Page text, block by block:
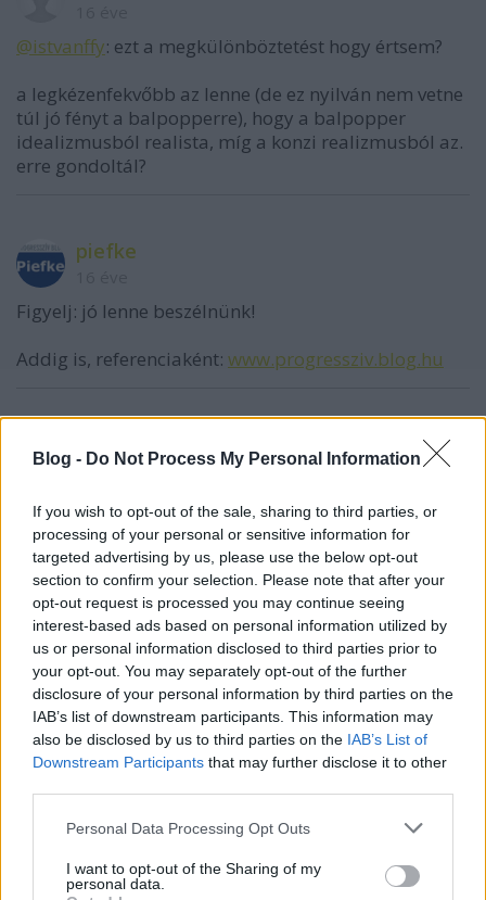
Blog - Do Not Process My Personal Information
If you wish to opt-out of the sale, sharing to third parties, or
processing of your personal or sensitive information for
targeted advertising by us, please use the below opt-out
section to confirm your selection. Please note that after your
opt-out request is processed you may continue seeing
interest-based ads based on personal information utilized by
us or personal information disclosed to third parties prior to
your opt-out. You may separately opt-out of the further
disclosure of your personal information by third parties on the
IAB’s list of downstream participants. This information may
also be disclosed by us to third parties on the IAB’s List of
Downstream Participants that may further disclose it to other
Please note that this website/app uses one or more Google
not limited to your visit or usage behaviour. You may click to
grant or deny consent to Google and its third-party tags to
Personal Data Processing Opt Outs
I want to opt-out of the Sharing of my
personal data.
@istvanffy: ezt a megkülönböztetést hogy értsem?
a legkézenfekvőbb az lenne (de ez nyilván nem vetne
túl jó fényt a balpopperre), hogy a balpopper
idealizmusból realista, míg a konzi realizmusból az.
erre gondoltál?
piefke
Figyelj: jó lenne beszélnünk!
Addig is, referenciaként: www.progressziv.blog.hu
16 éve
Rendben. És mi az oka annak, hogy ez a vélemény
hátul marad, a terem sarkában és oldalán?
16 éve
"Egy ilyen baloldalnak nem lehet köze ahhoz
a liberális-européer értelmiségi baloldalisághoz
sem, ami a Nyugathoz való felemelkedést úgy
képzeli el, hogy sürgősen elfelejtjük a helyi, közös
magyar történetünket. A magyar balliberálisok a
jelenlegi világrendbe való betagozódást a
liberalizmus elvi értékeihez való felemelkedésként
élik meg, a betagozódásból fakadó összes
problémától pedig mint szégyenletes
provincializmustól fordulnak el."